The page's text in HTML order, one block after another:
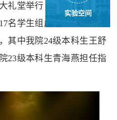
礼堂举行，共20支学院代
名学生组成的新传舞蹈队
其中我院24级本科生王舒
23级本科生青海燕担任指
实验空间